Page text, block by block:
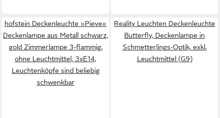
hofstein Deckenleuchte »Pieve«
Deckenlampe aus Metall schwarz,
gold Zimmerlampe 3-flammig,
ohne Leuchtmittel, 3xE14,
Leuchtenköpfe sind beliebig
schwenkbar
Reality Leuchten Deckenleuchte
Butterfly, Deckenlampe in
Schmetterlings-Optik, exkl.
Leuchtmittel (G9)